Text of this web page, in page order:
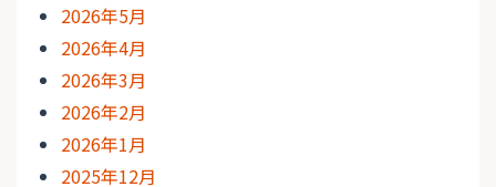
2026年5月
2026年4月
2026年3月
2026年2月
2026年1月
2025年12月